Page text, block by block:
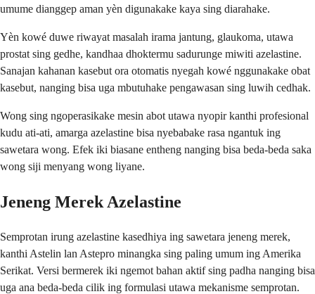
umume dianggep aman yèn digunakake kaya sing diarahake.
Yèn kowé duwe riwayat masalah irama jantung, glaukoma, utawa
prostat sing gedhe, kandhaa dhoktermu sadurunge miwiti azelastine.
Sanajan kahanan kasebut ora otomatis nyegah kowé nggunakake obat
kasebut, nanging bisa uga mbutuhake pengawasan sing luwih cedhak.
Wong sing ngoperasikake mesin abot utawa nyopir kanthi profesional
kudu ati-ati, amarga azelastine bisa nyebabake rasa ngantuk ing
sawetara wong. Efek iki biasane entheng nanging bisa beda-beda saka
wong siji menyang wong liyane.
Jeneng Merek Azelastine
Semprotan irung azelastine kasedhiya ing sawetara jeneng merek,
kanthi Astelin lan Astepro minangka sing paling umum ing Amerika
Serikat. Versi bermerek iki ngemot bahan aktif sing padha nanging bisa
uga ana beda-beda cilik ing formulasi utawa mekanisme semprotan.